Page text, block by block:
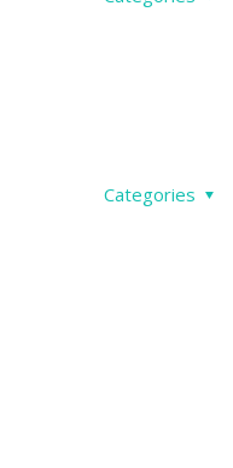
Categories